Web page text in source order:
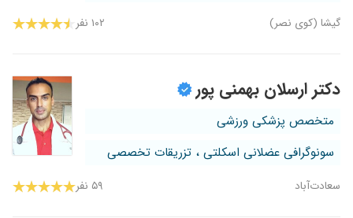
گیشا (کوی نصر) ۱۰۲ نفر
دکتر ارسلان بهمنی پور
متخصص پزشکی ورزشی
سونوگرافی عضلانی اسکلتی ، تزریقات تخصصی
سعادت‌آباد ۵۹ نفر